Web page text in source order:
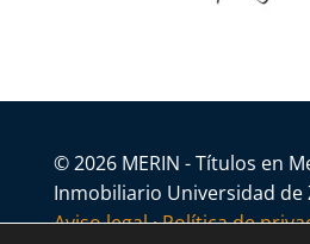
© 2026 MERIN - Títulos en
Inmobiliario Universidad de
Aviso legal·Política de